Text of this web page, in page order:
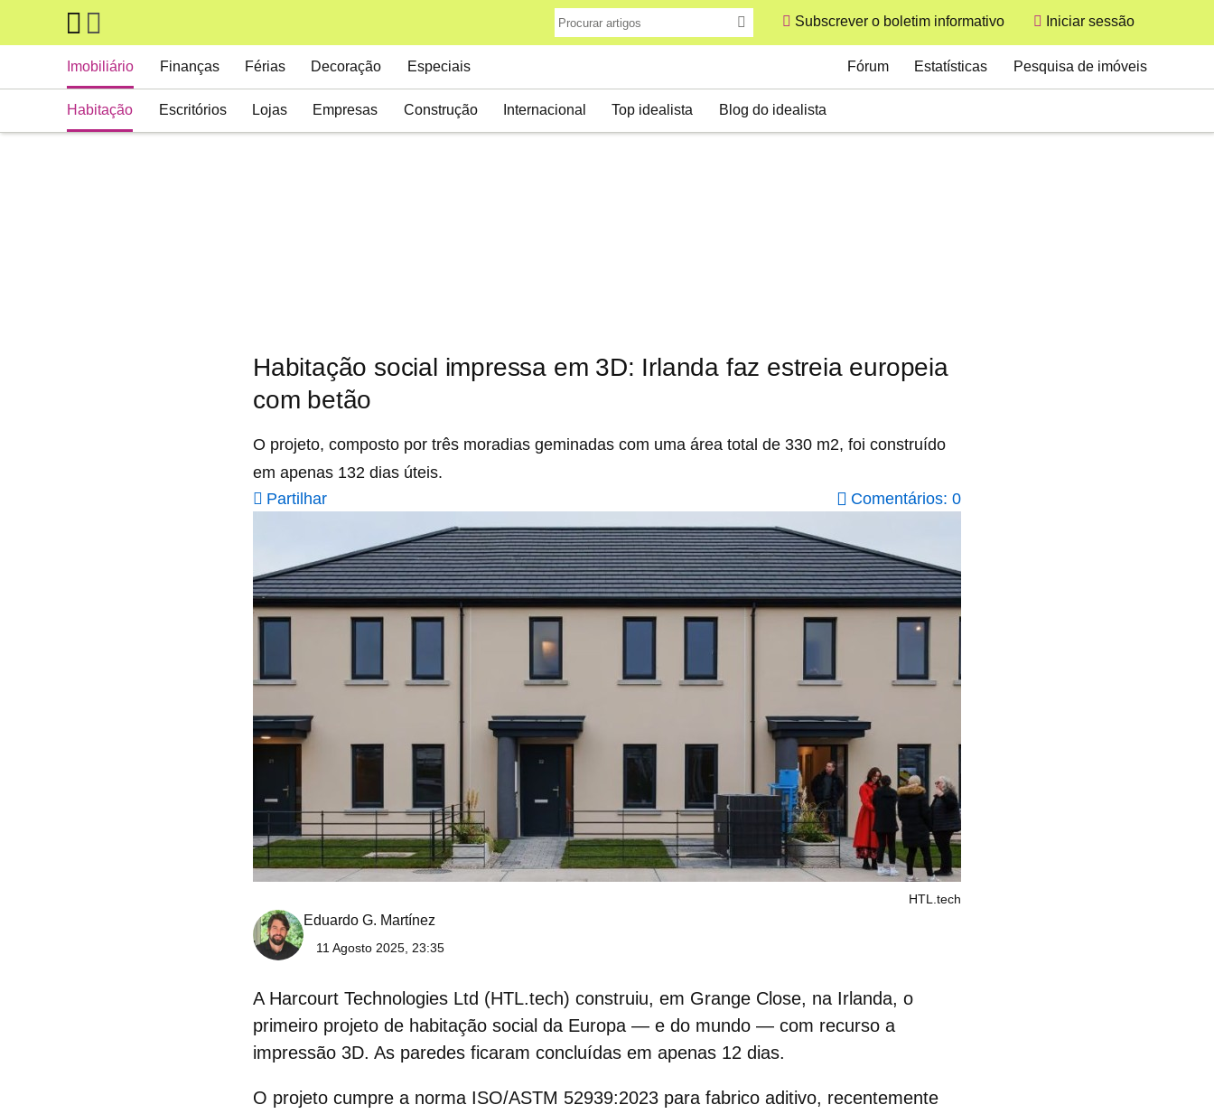
Skip to main content
Subscrever o boletim informativo
User
Iniciar sessão
Main navigation
Imobiliário
Habitação Escritórios Lojas Empresas Construção Internacional Top idealista Blog do idealista
Finanças Férias Decoração Especiais
Secondary
Fórum Estatísticas Pesquisa de imóveis
Habitação social impressa em 3D: Irlanda faz estreia europeia
com betão
O projeto, composto por três moradias geminadas com uma área total de 330 m2, foi construído
em apenas 132 dias úteis.
Partilhar
Comentários: 0
HTL.tech
Eduardo G. Martínez
11 Agosto 2025, 23:35
A Harcourt Technologies Ltd (HTL.tech) construiu, em Grange Close, na Irlanda, o
primeiro projeto de habitação social da Europa — e do mundo — com recurso a
impressão 3D. As paredes ficaram concluídas em apenas 12 dias.
O projeto cumpre a norma ISO/ASTM 52939:2023 para fabrico aditivo, recentemente